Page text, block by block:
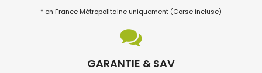
* en France Métropolitaine uniquement (Corse incluse)
GARANTIE & SAV